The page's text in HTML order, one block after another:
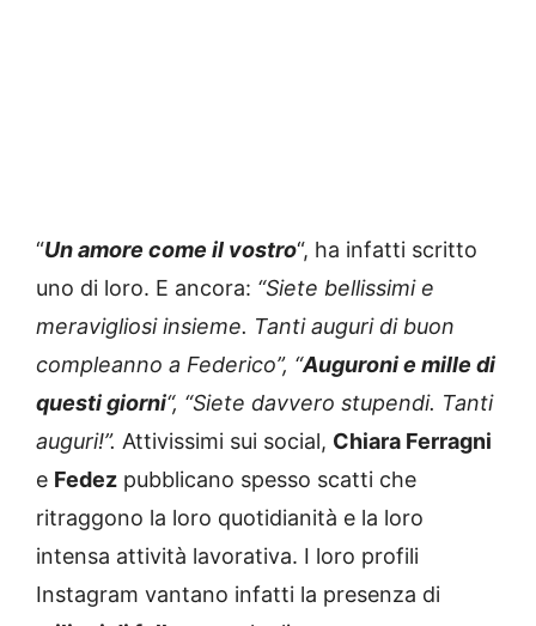
“Un amore come il vostro“, ha infatti scritto
uno di loro. E ancora: “Siete bellissimi e
meravigliosi insieme. Tanti auguri di buon
compleanno a Federico”, “Auguroni e mille di
questi giorni“, “Siete davvero stupendi. Tanti
auguri!”. Attivissimi sui social, Chiara Ferragni
e Fedez pubblicano spesso scatti che
ritraggono la loro quotidianità e la loro
intensa attività lavorativa. I loro profili
Instagram vantano infatti la presenza di